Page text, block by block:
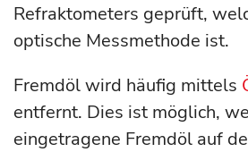
Refraktometers geprüft,
optische Messmethode ist.
Fremdöl wird häufig mittels
entfernt. Dies ist möglich,
eingetragene Fremdöl auf